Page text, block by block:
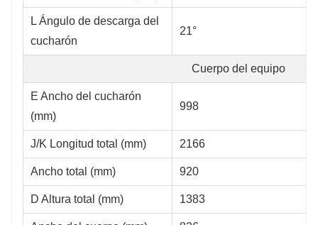
L Ángulo de descarga del
cucharón
21°
Cuerpo del equipo
E Ancho del cucharón
(mm)
998
J/K Longitud total (mm) 2166
Ancho total (mm) 920
D Altura total (mm) 1383